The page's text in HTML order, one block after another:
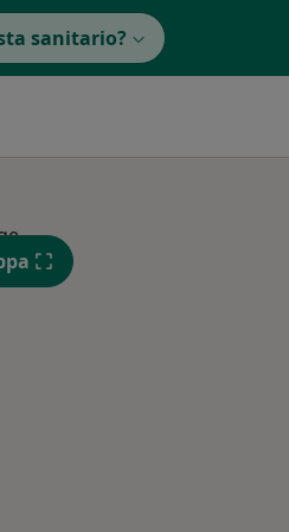
sanitario?
Mer,
12 Ago